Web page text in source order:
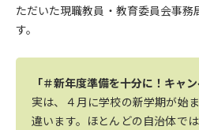
ただいた現職教員・教育委員会事務
す。
「＃新年度準備を十分に！キャ
実は、４月に学校の新学期が始
違います。ほとんどの自治体で